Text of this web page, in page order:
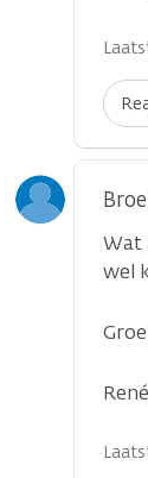
Wat
wel
René